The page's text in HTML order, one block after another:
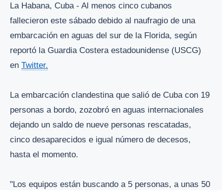
La Habana, Cuba - Al menos cinco cubanos
fallecieron este sábado debido al naufragio de una
embarcación en aguas del sur de la Florida, según
reportó la Guardia Costera estadounidense (USCG)
en Twitter.
La embarcación clandestina que salió de Cuba con 19
personas a bordo, zozobró en aguas internacionales
dejando un saldo de nueve personas rescatadas,
cinco desaparecidos e igual número de decesos,
hasta el momento.
"Los equipos están buscando a 5 personas, a unas 50